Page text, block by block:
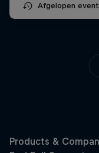
Afgelopen event